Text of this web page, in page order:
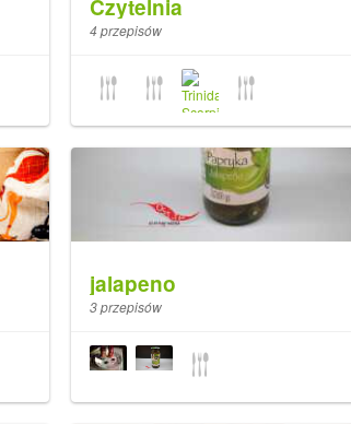
Czytelnia
4 przepisów
jalapeno
3 przepisów